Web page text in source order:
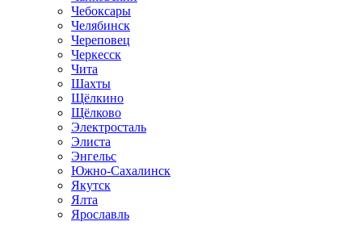
Чебоксары
Челябинск
Череповец
Черкесск
Чита
Шахты
Щёлкино
Щёлково
Электросталь
Элиста
Энгельс
Южно-Сахалинск
Якутск
Ялта
Ярославль